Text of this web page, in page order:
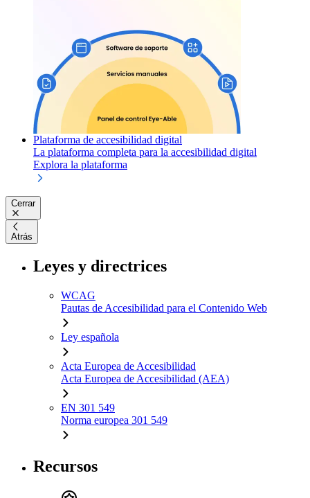
Plataforma de accesibilidad digital
La plataforma completa para la accesibilidad digital
Explora la plataforma
Cerrar
Atrás
Leyes y directrices
WCAG
Pautas de Accesibilidad para el Contenido Web
Ley española
Acta Europea de Accesibilidad
Acta Europea de Accesibilidad (AEA)
EN 301 549
Norma europea 301 549
Recursos